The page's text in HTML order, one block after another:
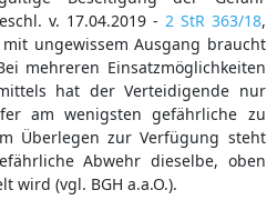
v. 17.04.2019 - 2 StR 363/18,
ungewissem Ausgang braucht
mehreren Einsatzmöglichkeiten
hat der Verteidigende nur
am wenigsten gefährliche zu
Überlegen zur Verfügung steht
Abwehr dieselbe, oben
wird (vgl. BGH a.a.O.).